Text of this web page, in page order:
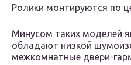
Ролики монтируются по
Минусом таких моделей
обладают низкой
межкомнатные двери-